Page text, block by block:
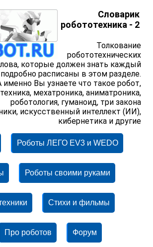
Словарик
робототехника - 2
Толкование
робототехнических
которые должен знать каждый
расписаны в этом разделе.
именно Вы узнаете что такое робот,
мехатроника, аниматроника,
роботология, гуманоид, три закона
искусственный интеллект (ИИ),
кибернетика и другие
Роботы ЛЕГО EV3 и WEDO
Роботы своими руками
Стихи и фильмы
Про роботов Форум